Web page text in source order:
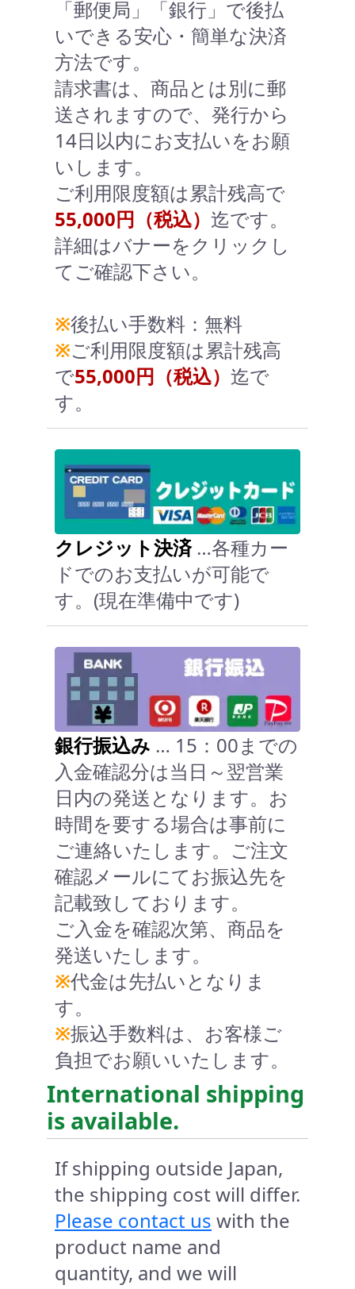
「郵便局」「銀行」で後払
いできる安心・簡単な決済
方法です。
請求書は、商品とは別に郵
送されますので、発行から
14日以内にお支払いをお願
いします。
ご利用限度額は累計残高で
55,000円（税込） 迄です。
詳細はバナーをクリックし
てご確認下さい。
※後払い手数料：無料
※ご利用限度額は累計残高
で55,000円（税込） 迄で
す。
クレジット決済…各種カー
ドでのお支払いが可能で
す。(現在準備中です)
銀行振込み … 15：00までの
入金確認分は当日～翌営業
日内の発送となります。お
時間を要する場合は事前に
ご連絡いたします。ご注文
確認メールにてお振込先を
記載致しております。
ご入金を確認次第、商品を
発送いたします。
※代金は先払いとなりま
す。
※振込手数料は、お客様ご
負担でお願いいたします。
International shipping
is available.
If shipping outside Japan,
the shipping cost will differ.
Please contact us with the
product name and
quantity, and we will